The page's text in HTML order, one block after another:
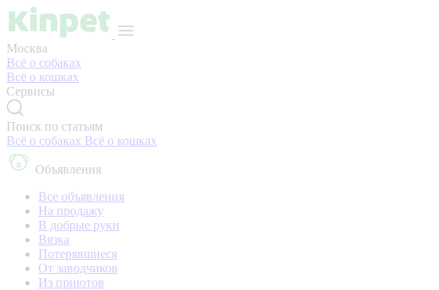
Москва
Всё о собаках
Всё о кошках
Сервисы
Поиск по статьям
Всё о собаках Всё о кошках
Объявления
Все объявления
На продажу
В добрые руки
Вязка
Потерявшиеся
От заводчиков
Из приютов